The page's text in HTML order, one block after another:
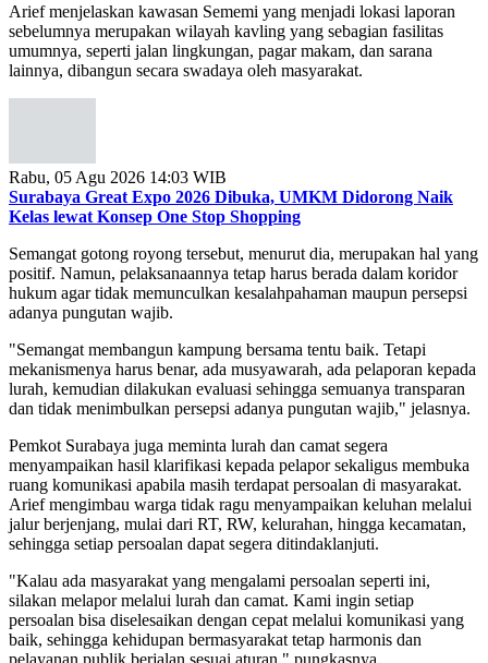
sebelumnya merupakan wilayah kavling yang sebagian fasilitas
umumnya, seperti jalan lingkungan, pagar makam, dan sarana
lainnya, dibangun secara swadaya oleh masyarakat.
Surabaya Great Expo 2026 Dibuka, UMKM Didorong Naik
Kelas lewat Konsep One Stop Shopping
Semangat gotong royong tersebut, menurut dia, merupakan hal yang
positif. Namun, pelaksanaannya tetap harus berada dalam koridor
hukum agar tidak memunculkan kesalahpahaman maupun persepsi
adanya pungutan wajib.
"Semangat membangun kampung bersama tentu baik. Tetapi
mekanismenya harus benar, ada musyawarah, ada pelaporan kepada
lurah, kemudian dilakukan evaluasi sehingga semuanya transparan
dan tidak menimbulkan persepsi adanya pungutan wajib," jelasnya.
Pemkot Surabaya juga meminta lurah dan camat segera
menyampaikan hasil klarifikasi kepada pelapor sekaligus membuka
ruang komunikasi apabila masih terdapat persoalan di masyarakat.
Arief mengimbau warga tidak ragu menyampaikan keluhan melalui
jalur berjenjang, mulai dari RT, RW, kelurahan, hingga kecamatan,
sehingga setiap persoalan dapat segera ditindaklanjuti.
"Kalau ada masyarakat yang mengalami persoalan seperti ini,
silakan melapor melalui lurah dan camat. Kami ingin setiap
persoalan bisa diselesaikan dengan cepat melalui komunikasi yang
baik, sehingga kehidupan bermasyarakat tetap harmonis dan
pelayanan publik berjalan sesuai aturan," pungkasnya.